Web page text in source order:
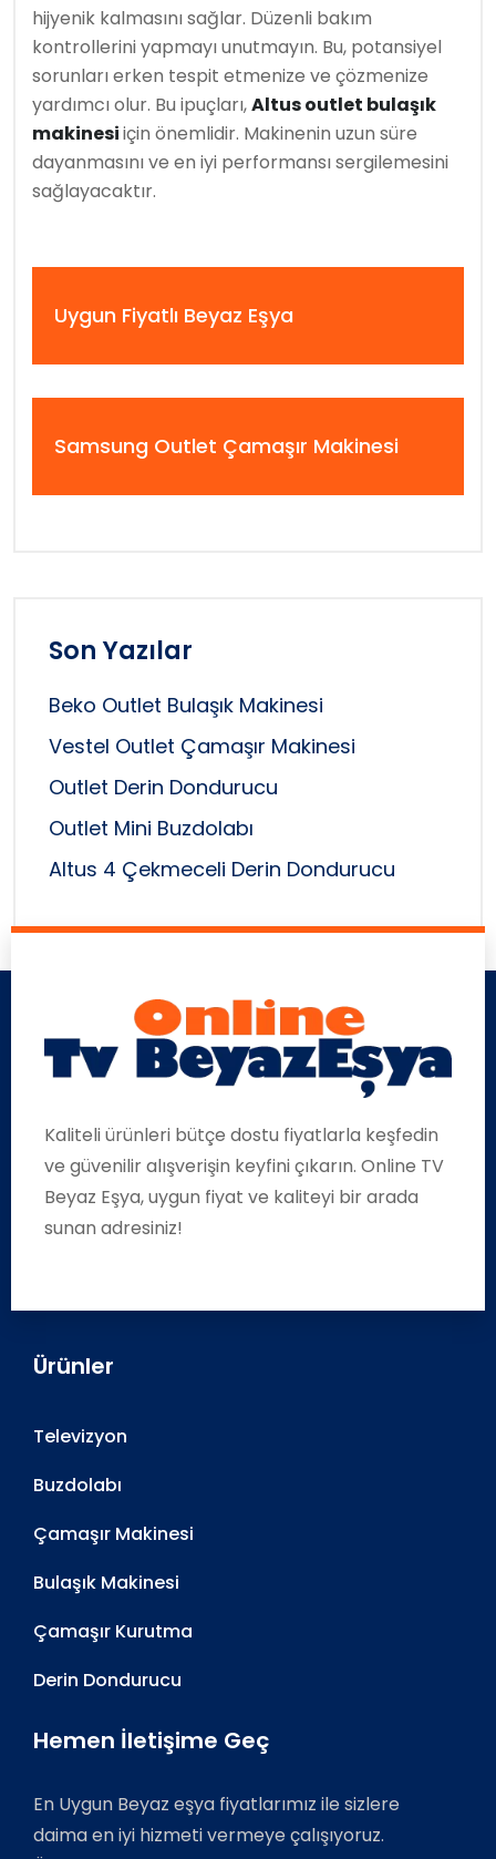
hijyenik kalmasını sağlar. Düzenli bakım
kontrollerini yapmayı unutmayın. Bu, potansiyel
sorunları erken tespit etmenize ve çözmenize
yardımcı olur. Bu ipuçları,Altus outlet bulaşık
makinesiiçin önemlidir. Makinenin uzun süre
dayanmasını ve en iyi performansı sergilemesini
sağlayacaktır.
Uygun Fiyatlı Beyaz Eşya
Samsung Outlet Çamaşır Makinesi
Son Yazılar
Beko Outlet Bulaşık Makinesi
Vestel Outlet Çamaşır Makinesi
Outlet Derin Dondurucu
Outlet Mini Buzdolabı
Altus 4 Çekmeceli Derin Dondurucu
Kaliteli ürünleri bütçe dostu fiyatlarla keşfedin
ve güvenilir alışverişin keyfini çıkarın. Online TV
Beyaz Eşya, uygun fiyat ve kaliteyi bir arada
sunan adresiniz!
Ürünler
Televizyon
Buzdolabı
Çamaşır Makinesi
Bulaşık Makinesi
Çamaşır Kurutma
Derin Dondurucu
Hemen İletişime Geç
En Uygun Beyaz eşya fiyatlarımız ile sizlere
daima en iyi hizmeti vermeye çalışıyoruz.